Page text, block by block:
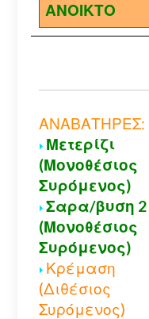
ΑΝΟΙΚΤΟ
ΑΝΑΒΑΤΗΡΕΣ:
Μετερίζι
(Μονοθέσιος
Συρόμενος)
Σαρα/βυση 2
(Μονοθέσιος
Συρόμενος)
Κρέμαση
(Διθέσιος
Συρόμενος)